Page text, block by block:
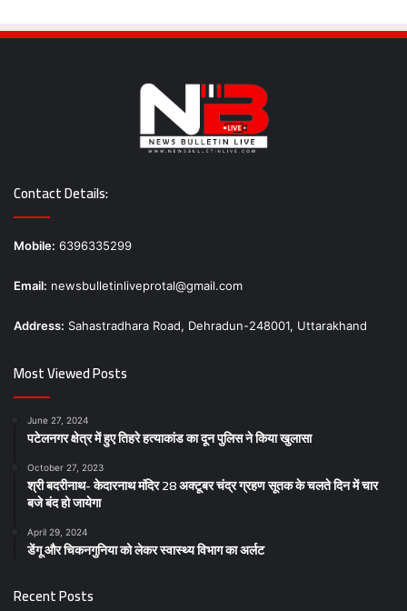
Contact Details:
Mobile: 6396335299
Email: newsbulletinliveprotal@gmail.com
Address: Sahastradhara Road, Dehradun-248001, Uttarakhand
Most Viewed Posts
June 27, 2024
पटेलनगर क्षेत्र में हुए तिहरे हत्याकांड का दून पुलिस ने किया खुलासा
October 27, 2023
श्री बदरीनाथ- केदारनाथ मंदिर 28 अक्टूबर चंद्र ग्रहण सूतक के चलते दिन में चार
बजे बंद हो जायेगा
April 29, 2024
डेंगू और चिकनगुनिया को लेकर स्वास्थ्य विभाग का अर्लट
Recent Posts